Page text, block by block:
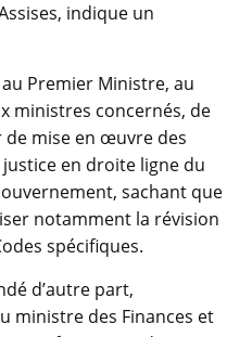
indique un
Premier Ministre, au
ministres concernés, de
mise en œuvre des
en droite ligne du
sachant que
notamment la révision
spécifiques.
d’autre part,
ministre des Finances et